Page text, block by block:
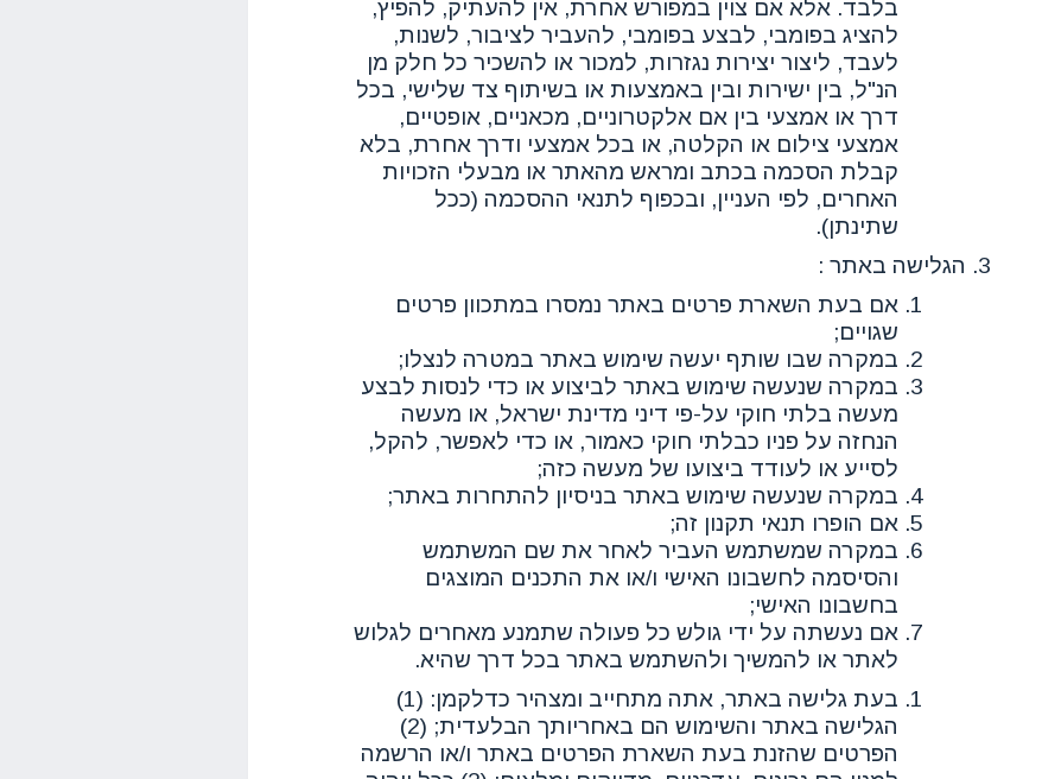
בלבד. אלא אם צוין במפורש אחרת, אין להעתיק, להפיץ,
להציג בפומבי, לבצע בפומבי, להעביר לציבור, לשנות,
לעבד, ליצור יצירות נגזרות, למכור או להשכיר כל חלק מן
הנ"ל, בין ישירות ובין באמצעות או בשיתוף צד שלישי, בכל
דרך או אמצעי בין אם אלקטרוניים, מכאניים, אופטיים,
אמצעי צילום או הקלטה, או בכל אמצעי ודרך אחרת, בלא
קבלת הסכמה בכתב ומראש מהאתר או מבעלי הזכויות
האחרים, לפי העניין, ובכפוף לתנאי ההסכמה (ככל
שתינתן).
הגלישה באתר :
אם בעת השארת פרטים באתר נמסרו במתכוון פרטים
שגויים;
במקרה שבו שותף יעשה שימוש באתר במטרה לנצלו;
במקרה שנעשה שימוש באתר לביצוע או כדי לנסות לבצע
מעשה בלתי חוקי על-פי דיני מדינת ישראל, או מעשה
הנחזה על פניו כבלתי חוקי כאמור, או כדי לאפשר, להקל,
לסייע או לעודד ביצועו של מעשה כזה;
במקרה שנעשה שימוש באתר בניסיון להתחרות באתר;
אם הופרו תנאי תקנון זה;
במקרה שמשתמש העביר לאחר את שם המשתמש
והסיסמה לחשבונו האישי ו/או את התכנים המוצגים
בחשבונו האישי;
אם נעשתה על ידי גולש כל פעולה שתמנע מאחרים לגלוש
לאתר או להמשיך ולהשתמש באתר בכל דרך שהיא.
בעת גלישה באתר, אתה מתחייב ומצהיר כדלקמן: (1)
הגלישה באתר והשימוש הם באחריותך הבלעדית; (2)
הפרטים שהזנת בעת השארת הפרטים באתר ו/או הרשמה